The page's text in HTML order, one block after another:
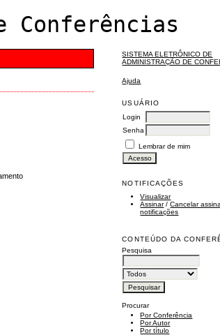
Conferências
SISTEMA ELETRÔNICO DE
ADMINISTRAÇÃO DE
Ajuda
USUÁRIO
Login
Senha
Lembrar de mim
NOTIFICAÇÕES
Visualizar
Assinar/Cancelar
notificações
CONTEÚDO DA
Pesquisa
Procurar
Por Conferência
Por Autor
Por título